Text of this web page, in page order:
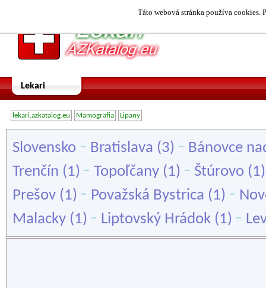
Táto webová stránka používa cookies.
Lekari
lekari.azkatalog.eu Mamografia Lipany
Slovensko - Bratislava (3) - Bánovce
Trenčín (1) - Topoľčany (1) - Štúrovo
Prešov (1) - Považská Bystrica (1) -
Malacky (1) - Liptovský Hrádok (1) -